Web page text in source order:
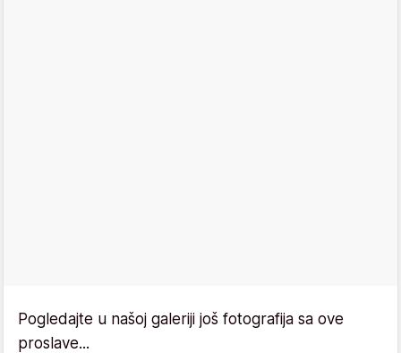
Pogledajte u našoj galeriji još fotografija sa ove
proslave...